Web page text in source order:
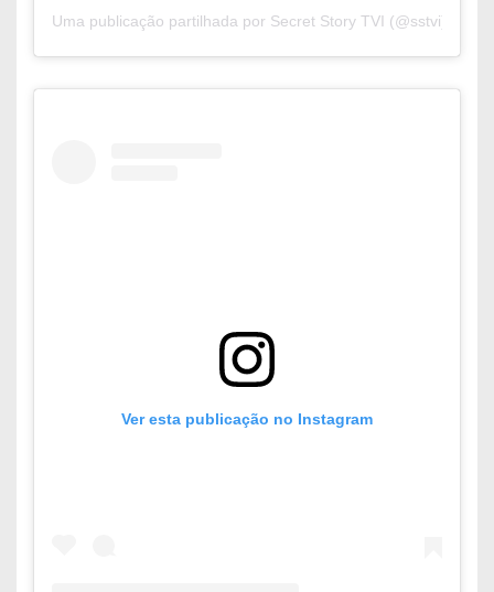
Uma publicação partilhada por Secret Story TVI (@sstvi)
Ver esta publicação no Instagram